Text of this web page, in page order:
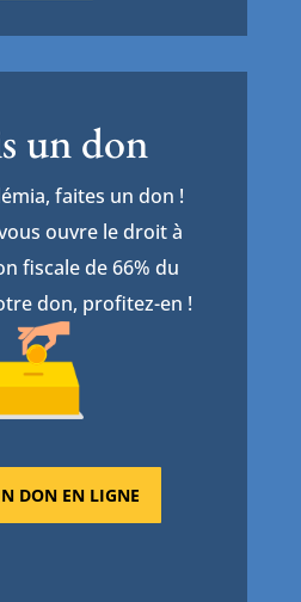
un don
faites un don !
ouvre le droit à
fiscale de 66% du
don, profitez-en !
DON EN LIGNE